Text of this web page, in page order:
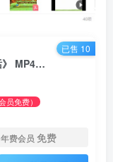
沪江作文辅导 《当思维导图遇上看图写话》 MP4视频+PDF讲义文档 百度网盘下载
员免费）
年费会员 免费
已售 10